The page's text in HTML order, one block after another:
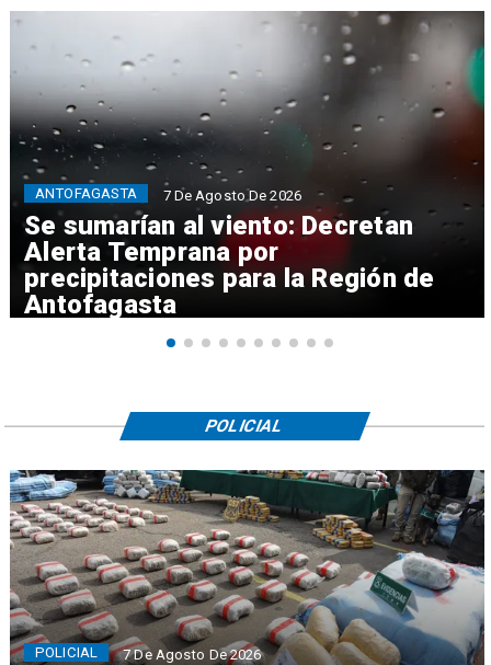
Se sumarían al viento: Decretan
Alerta Temprana por
precipitaciones para la Región de
Antofagasta
ANTOFAGASTA 7 De Agosto De 2026
POLICIAL 7 De Agosto De 2026
POLICIAL